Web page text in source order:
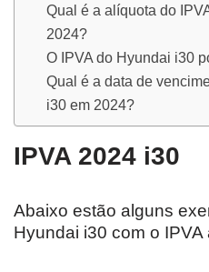
Qual é a alíquota do
2024?
O IPVA do Hyundai i30
Qual é a data de
i30 em 2024?
IPVA 2024 i30
Abaixo estão alguns
Hyundai i30 com o